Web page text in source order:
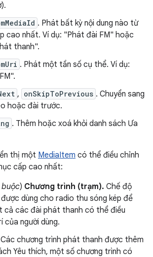
. Phát bất kỳ nội dung nào từ
cao nhất. Ví dụ: "Phát đài FM" hoặc
thanh".
. Phát một tần số cụ thể. Ví dụ:
, onSkipToPrevious . Chuyển sang
hoặc đài trước.
. Thêm hoặc xoá khỏi danh sách Ưa
thị một MediaItem có thể điều chỉnh
cấp cao nhất:
buộc) Chương trình (trạm). Chế độ
dùng cho radio thu sóng kép để
cả các đài phát thanh có thể điều
của người dùng.
Các chương trình phát thanh được thêm
Yêu thích, một số chương trình có